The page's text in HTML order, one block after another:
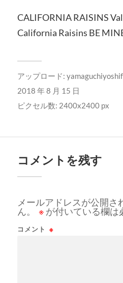
CALIFORNIA RAISINS
California Raisins BE
アップロード:
2018 年 8 月 15 日
ピクセル数: 2400x2400 px
コメントを残す
メールアドレスが公開さ
ん。
※ が付いている欄は
コメント ※